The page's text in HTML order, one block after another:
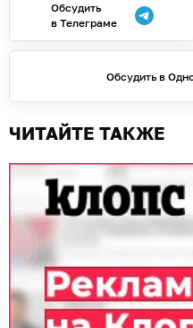
Обсудить
в Телеграме
Обсудить в
ЧИТАЙТЕ ТАКЖЕ